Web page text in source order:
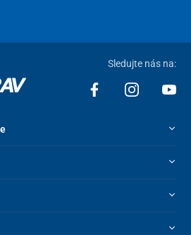
Sledujte nás na: